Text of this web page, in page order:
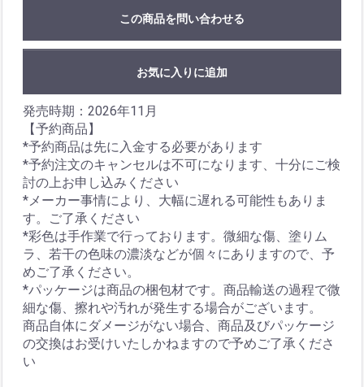
この商品を問い合わせる
お気に入りに追加
発売時期：2026年11月
【予約商品】
*予約商品は先に入金する必要があります
*予約注文のキャンセルは不可になります、十分にご検
討の上お申し込みください
*メーカー事情により、大幅に遅れる可能性もありま
す。ご了承ください
*彩色は手作業で行っております。微細な傷、塗りム
ラ、若干の色味の濃淡などが個々にありますので、予
めご了承ください。
*パッケージは商品の梱包材です。商品輸送の過程で微
細な傷、擦れや汚れが発生する場合がございます。
商品自体にダメージがない場合、商品及びパッケージ
の交換はお受けいたしかねますので予めご了承くださ
い